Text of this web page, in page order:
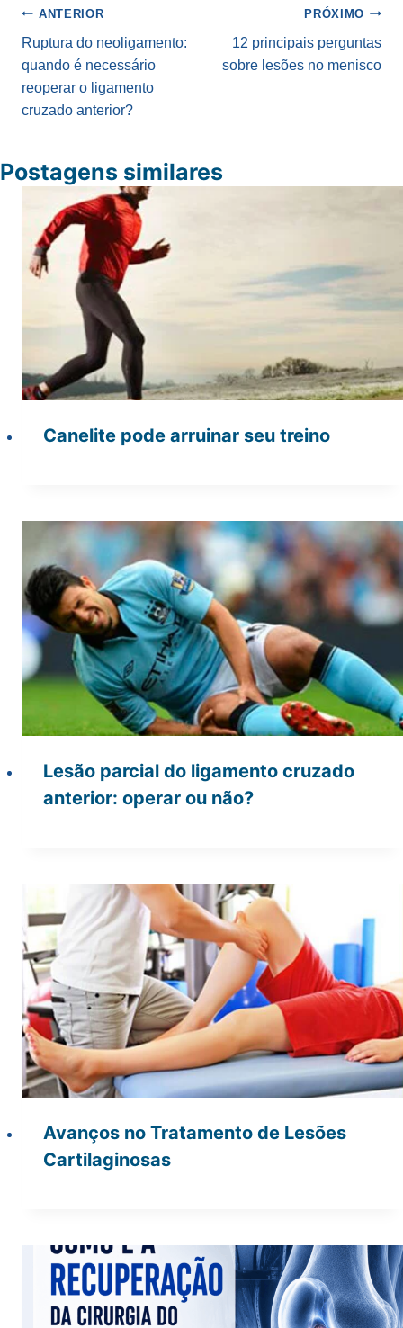
Navegação
de
Post
ANTERIOR
Ruptura do neoligamento:
quando é necessário
reoperar o ligamento
cruzado anterior?
PRÓXIMO
12 principais perguntas
sobre lesões no menisco
Postagens similares
Canelite pode arruinar seu treino
Lesão parcial do ligamento cruzado
anterior: operar ou não?
Avanços no Tratamento de Lesões
Cartilaginosas